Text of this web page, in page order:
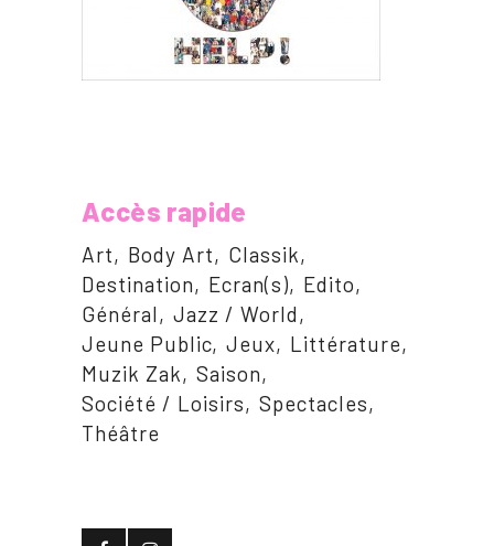
Accès rapide
Art Body Art
Classik
Destination
Ecran(s)
Edito
Général
Jazz / World
Jeune Public Jeux
Littérature
Muzik Zak
Saison
Société / Loisirs
Spectacles
Théâtre